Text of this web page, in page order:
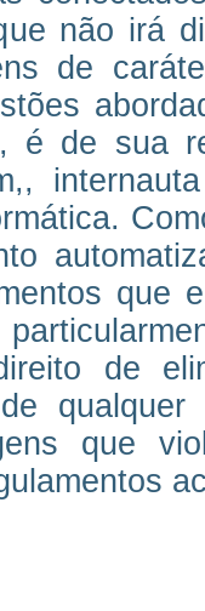
não irá
de
é de sua
que
de
que